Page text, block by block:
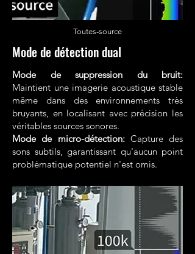
Toutes-source
Mode de détection dual
Mode de suppression du bruit:
Maintient une imagerie acoustique stable
même dans des environnements très
bruyants, en localisant avec précision les
véritables sources sonores.
Mode de micro-détection: Capture des
sons subtils, garantissant qu'aucun point
problématique potentiel n'est omis.